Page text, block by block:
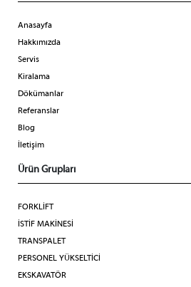
Anasayfa
Hakkımızda
Servis
Kiralama
Dökümanlar
Referanslar
Blog
İletişim
Ürün Grupları
FORKLİFT
İSTİF MAKİNESİ
TRANSPALET
PERSONEL YÜKSELTİCİ
EKSKAVATÖR